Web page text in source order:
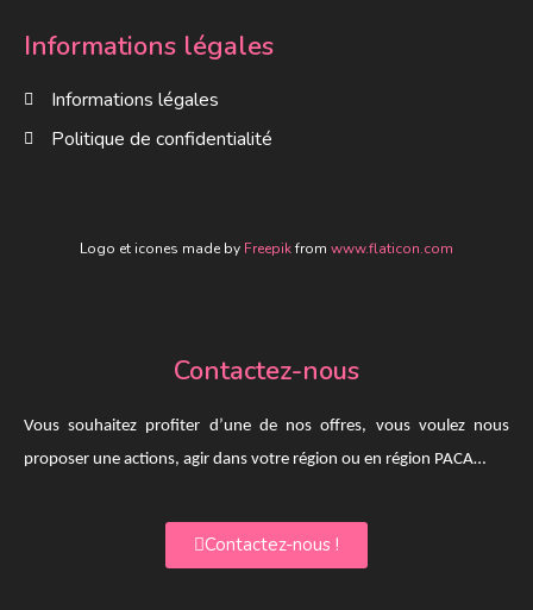
Informations légales
Informations légales
Politique de confidentialité
Logo et icones made by Freepikfrom www.flaticon.com
Contactez-nous
Vous souhaitez profiter d’une de nos offres, vous voulez nous
proposer une actions, agir dans votre région ou en région PACA…
Contactez-nous !